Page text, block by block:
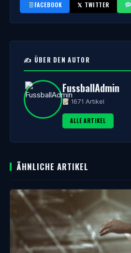
FACEBOOK 𝕏 TWITTER
✍️ ÜBER DEN AUTOR
FussballAdmin
1671 Artikel
ALLE ARTIKEL
ÄHNLICHE ARTIKEL